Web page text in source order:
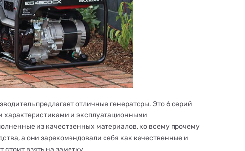
предлагает отличные генераторы. Это 6 серий
характеристиками и эксплуатационными
из качественных материалов, ко всему прочему
а они зарекомендовали себя как качественные и